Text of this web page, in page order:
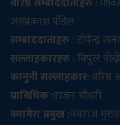
जयप्रकाश पौडेल
सम्बाददाताहरु: टोपेन्द्र
सल्लाहकारहरु: बिपुल
कानुनी सल्लाहकार:
प्राविधिक :राजन चौधरी
क्यामेरा प्रमुख :नवराज गुरुङ